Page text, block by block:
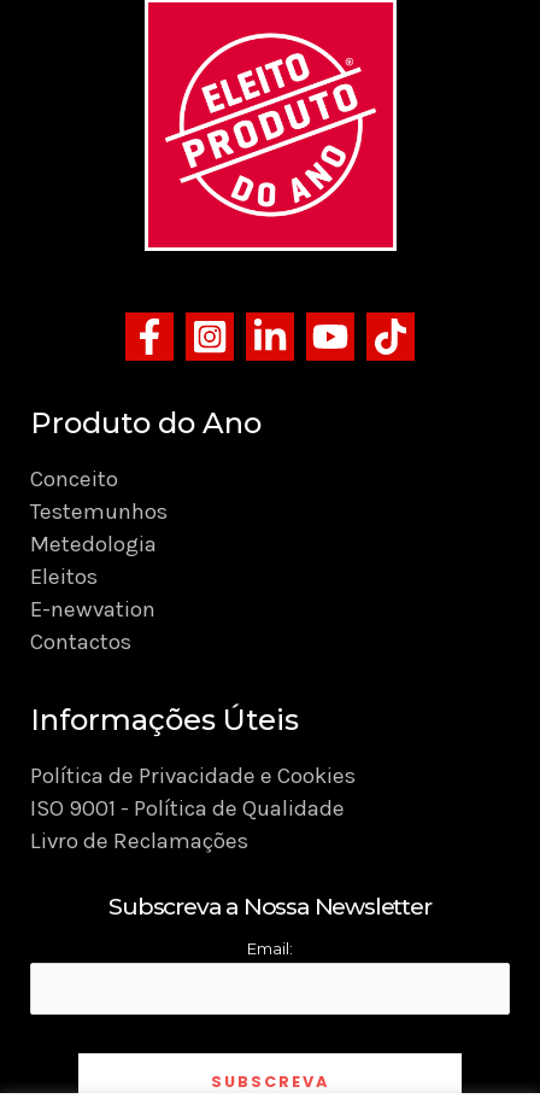
Produto do Ano
Conceito
Testemunhos
Metedologia
Eleitos
E-newvation
Contactos
Informações Úteis
Política de Privacidade e Cookies
ISO 9001 - Política de Qualidade
Livro de Reclamações
Subscreva a Nossa Newsletter
Email: